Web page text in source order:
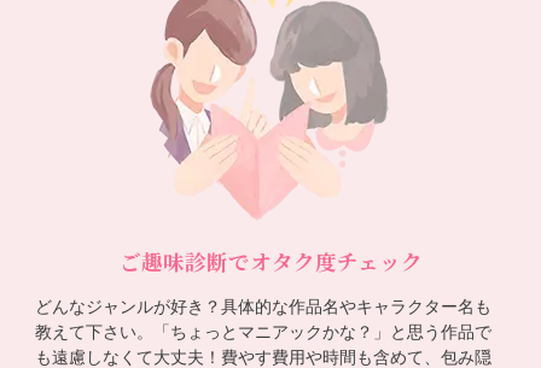
ご趣味診断でオタク度チェック
どんなジャンルが好き？具体的な作品名やキャラクター名も
教えて下さい。「ちょっとマニアックかな？」と思う作品で
も遠慮しなくて大丈夫！費やす費用や時間も含めて、包み隠